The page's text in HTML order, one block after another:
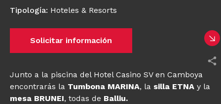
Tipología: Hoteles & Resorts
Solicitar información
Junto a la piscina del Hotel Casino SV en Camboya
encontrarás la Tumbona MARINA, la silla ETNA y la
mesa BRUNEI, todas de Balliu.